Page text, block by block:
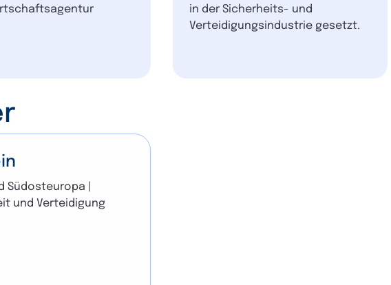
in der Sicherheits- und
Verteidigungsindustrie gesetzt.
Südosteuropa |
und Verteidigung